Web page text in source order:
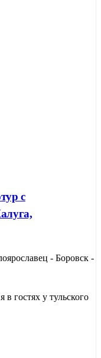
с
- Боровск -
в гостях у тульского